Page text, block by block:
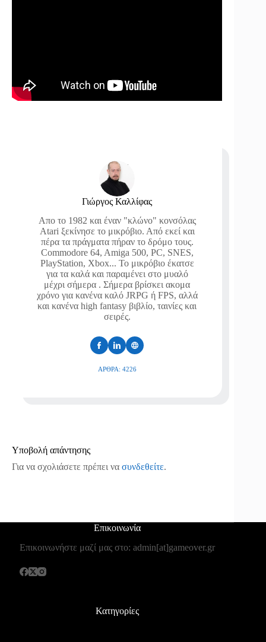
Γιώργος Καλλίφας
Απο το 1982 και έναν "κλώνο" κονσόλας
Atari ξεκίνησε το μικρόβιο. Από εκεί και
πέρα τα πράγματα πήραν το δρόμο τους.
Commodore 64, Amiga 500, PC, SNES,
PlayStation, Xbox... Το μικρόβιο έκατσε
για τα καλά και παραμένει στο μυαλό
μέχρι σήμερα . Σήμερα βρίσκει ακομα
χρόνο για κανένα καλό JRPG ή FPS, αλλά
και κανένα high fantasy βιβλίο, ταινίες και
σειρές.
ΆΡΘΡΑ: 4226
Υποβολή απάντησης
Για να σχολιάσετε πρέπει να συνδεθείτε.
Επικοινωνία
Επικοινωνήστε μαζί μας στο: admin[at]gameover.gr
Κατηγορίες